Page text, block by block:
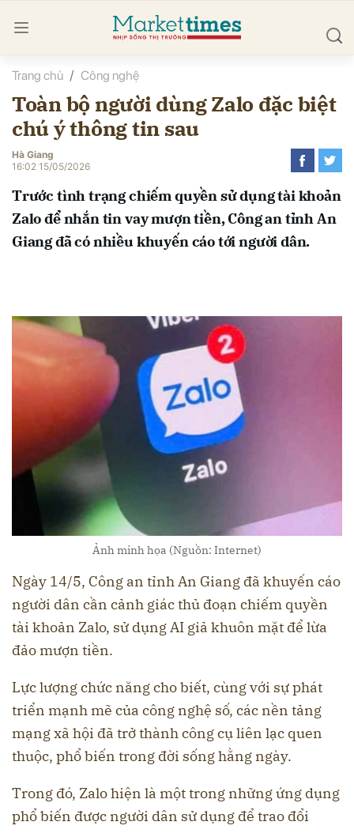
Trang chủ Công nghệ
Toàn bộ người dùng Zalo đặc biệt
chú ý thông tin sau
Hà Giang
16:02 15/05/2026
Trước tình trạng chiếm quyền sử dụng tài khoản
Zalo để nhắn tin vay mượn tiền, Công an tỉnh An
Giang đã có nhiều khuyến cáo tới người dân.
Ảnh minh họa (Nguồn: Internet)
Ngày 14/5, Công an tỉnh An Giang đã khuyến cáo
người dân cần cảnh giác thủ đoạn chiếm quyền
tài khoản Zalo, sử dụng AI giả khuôn mặt để lừa
đảo mượn tiền.
Lực lượng chức năng cho biết, cùng với sự phát
triển mạnh mẽ của công nghệ số, các nền tảng
mạng xã hội đã trở thành công cụ liên lạc quen
thuộc, phổ biến trong đời sống hằng ngày.
Trong đó, Zalo hiện là một trong những ứng dụng
phổ biến được người dân sử dụng để trao đổi
luận
Hủy